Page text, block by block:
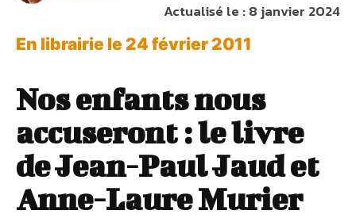
Actualisé le :8 janvier 2024
En librairie le 24 février 2011
Nos enfants nous
accuseront : le livre
de Jean-Paul Jaud et
Anne-Laure Murier